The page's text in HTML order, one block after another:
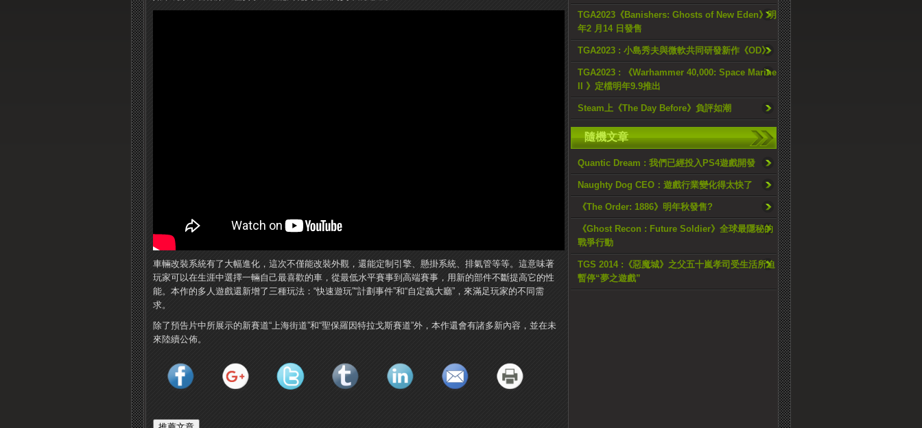
TGA2023《Banishers: Ghosts of New Eden》明
年2 月14 日發售
TGA2023 : 小島秀夫與微軟共同研發新作《OD》
TGA2023 : 《Warhammer 40,000: Space Marine
II 》定檔明年9.9推出
Steam上《The Day Before》負評如潮
隨機文章
Quantic Dream : 我們已經投入PS4遊戲開發
Naughty Dog CEO：遊戲行業變化得太快了
《The Order: 1886》明年秋發售?
《Ghost Recon : Future Soldier》全球最隱秘的
戰爭行動
TGS 2014 :《惡魔城》之父五十嵐孝司受生活所迫
暫停“夢之遊戲”
車輛改裝系統有了大幅進化，這次不僅能改裝外觀，還能定制引擎、懸掛系統、排氣管等等。這意味著
玩家可以在生涯中選擇一輛自己最喜歡的車，從最低水平賽事到高端賽事，用新的部件不斷提高它的性
能。本作的多人遊戲還新增了三種玩法：“快速遊玩”“計劃事件”和“自定義大廳”，來滿足玩家的不同需
求。
除了預告片中所展示的新賽道“上海街道”和“聖保羅因特拉戈斯賽道”外，本作還會有諸多新內容，並在未
來陸續公佈。